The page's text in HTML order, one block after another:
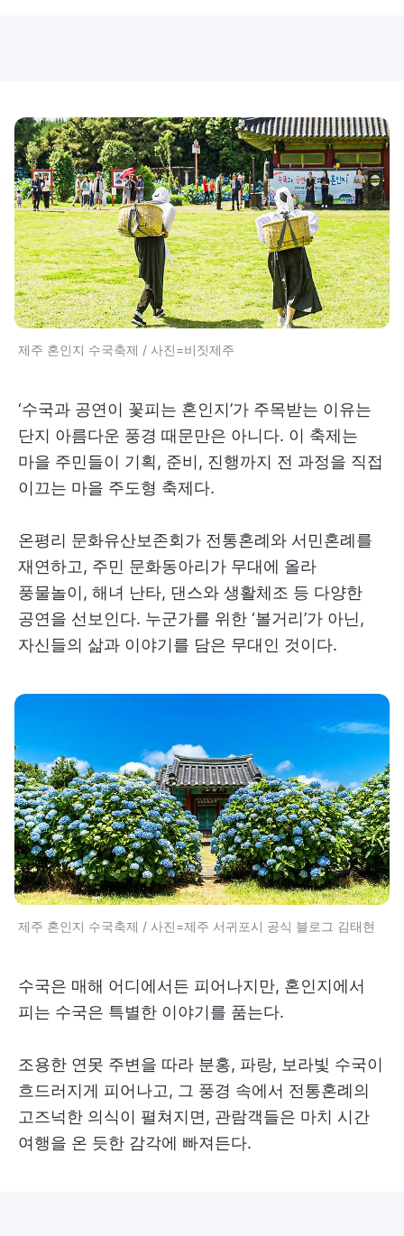
제주 혼인지 수국축제 / 사진=비짓제주
‘수국과 공연이 꽃피는 혼인지’가 주목받는 이유는
단지 아름다운 풍경 때문만은 아니다. 이 축제는
마을 주민들이 기획, 준비, 진행까지 전 과정을 직접
이끄는 마을 주도형 축제다.
온평리 문화유산보존회가 전통혼례와 서민혼례를
재연하고, 주민 문화동아리가 무대에 올라
풍물놀이, 해녀 난타, 댄스와 생활체조 등 다양한
공연을 선보인다. 누군가를 위한 ‘볼거리’가 아닌,
자신들의 삶과 이야기를 담은 무대인 것이다.
제주 혼인지 수국축제 / 사진=제주 서귀포시 공식 블로그 김태현
수국은 매해 어디에서든 피어나지만, 혼인지에서
피는 수국은 특별한 이야기를 품는다.
조용한 연못 주변을 따라 분홍, 파랑, 보라빛 수국이
흐드러지게 피어나고, 그 풍경 속에서 전통혼례의
고즈넉한 의식이 펼쳐지면, 관람객들은 마치 시간
여행을 온 듯한 감각에 빠져든다.